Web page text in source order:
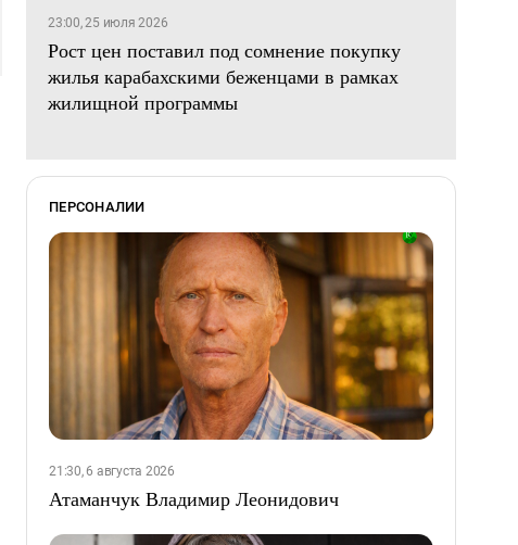
23:00, 25 июля 2026
Рост цен поставил под сомнение покупку
жилья карабахскими беженцами в рамках
жилищной программы
ПЕРСОНАЛИИ
21:30, 6 августа 2026
Атаманчук Владимир Леонидович